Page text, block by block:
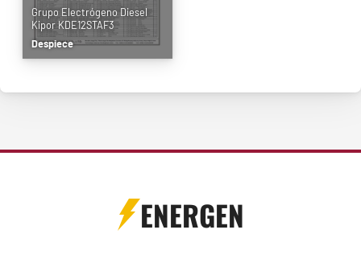
Grupo Electrógeno Diesel
Kipor KDE12STAF3
Despiece
ENERGEN